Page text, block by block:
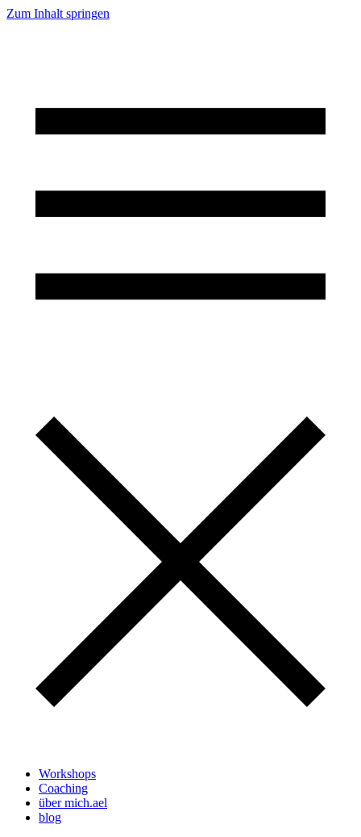
Zum Inhalt springen
Workshops
Coaching
über mich.ael
blog